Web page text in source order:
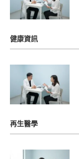
健康資訊
再生醫學